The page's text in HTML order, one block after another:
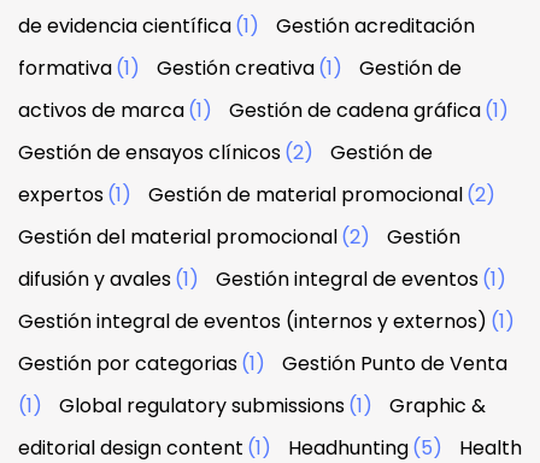
de evidencia científica(1)
Gestión acreditación
formativa(1) Gestión creativa(1)
Gestión de
activos de marca(1) Gestión de cadena gráfica(1)
Gestión de ensayos clínicos(2)
Gestión de
expertos(1) Gestión de material promocional(2)
Gestión del material promocional(2)
Gestión
difusión y avales(1) Gestión integral de eventos(1)
Gestión integral de eventos (internos y externos) (1)
Gestión por categorias(1)
Gestión Punto de Venta
(1)
Global regulatory submissions(1)
Graphic &
editorial design content (1) Headhunting(5)
Health